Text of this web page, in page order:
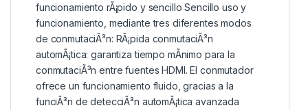
funcionamiento rÃ¡pido y sencillo Sencillo uso y
funcionamiento, mediante tres diferentes modos
de conmutaciÃ³n: RÃ¡pida conmutaciÃ³n
automÃ¡tica: garantiza tiempo mÃ­nimo para la
conmutaciÃ³n entre fuentes HDMI. El conmutador
ofrece un funcionamiento fluido, gracias a la
funciÃ³n de detecciÃ³n automÃ¡tica avanzada